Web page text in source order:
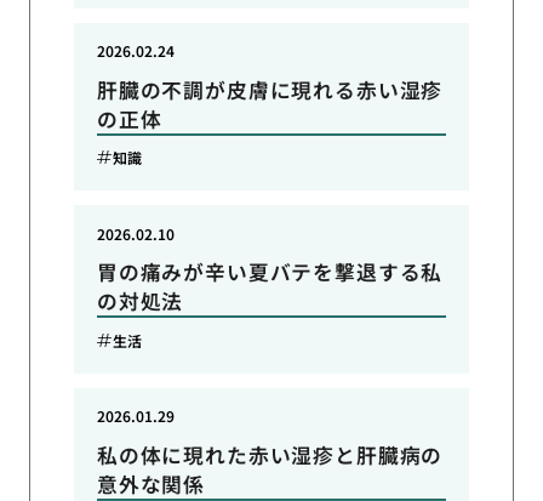
肝臓の不調が皮膚に現れる赤い湿疹
の正体
2026.02.24
知識
胃の痛みが辛い夏バテを撃退する私
の対処法
2026.02.10
生活
私の体に現れた赤い湿疹と肝臓病の
意外な関係
2026.01.29